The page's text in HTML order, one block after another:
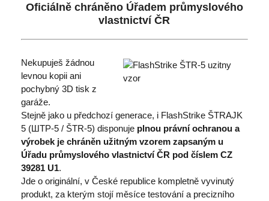
Oficiálně chráněno Úřadem průmyslového
vlastnictví ČR
Nekupuješ žádnou
levnou kopii ani
pochybný 3D tisk z
garáže.
Stejně jako u předchozí generace, i FlashStrike ŠTRAJK
5 (ШТР-5 / ŠTR-5) disponuje plnou právní ochranou a
výrobek je chráněn užitným vzorem zapsaným u
Úřadu průmyslového vlastnictví ČR pod číslem CZ
39281 U1.
Jde o originální, v České republice kompletně vyvinutý
produkt, za kterým stojí měsíce testování a precizního